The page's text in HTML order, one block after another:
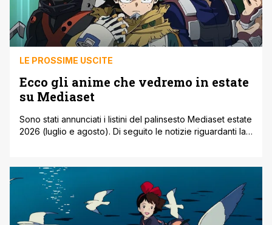
LE PROSSIME USCITE
Ecco gli anime che vedremo in estate
su Mediaset
Sono stati annunciati i listini del palinsesto Mediaset estate
2026 (luglio e agosto). Di seguito le notizie riguardanti la
alcuni titoli cult. Al mattino due 'novità' tra le riproposte:
Sorridi Piccola Anna e l'Ape Maya per i più piccoli. Dalle